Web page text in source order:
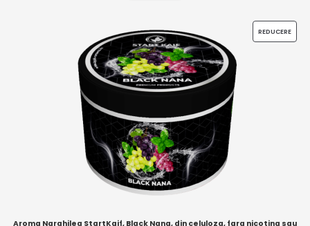
Aroma Narghilea StartKaif, Black Nana, din celuloza, fara nicotina sau
REDUCERE